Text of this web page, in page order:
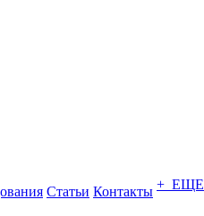
Статьи Контакты + ЕЩЕ